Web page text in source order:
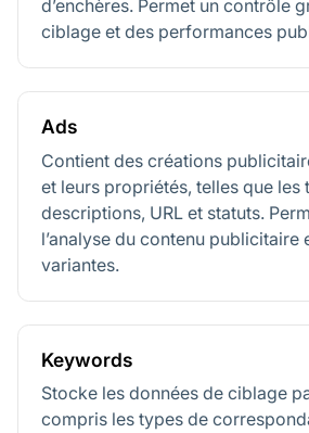
d’enchères. Permet un contrôle
ciblage et des performances
Ads
Contient des créations
et leurs propriétés, telles que les
descriptions, URL et statuts.
l’analyse du contenu publicitaire
variantes.
Keywords
Stocke les données de ciblage
compris les types de